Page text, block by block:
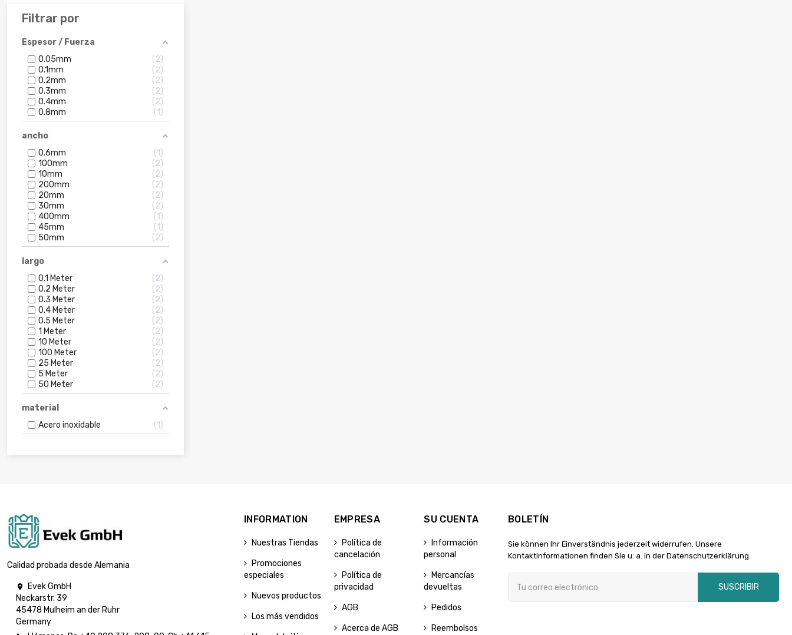
Filtrar por
Espesor / Fuerza
0.05mm
2
0.1mm
2
0.2mm
2
0.3mm
2
0.4mm
2
0.8mm
1
ancho
0.6mm
1
100mm
2
10mm
2
200mm
2
20mm
2
30mm
2
400mm
1
45mm
1
50mm
2
largo
0.1 Meter
2
0.2 Meter
2
0.3 Meter
2
0.4 Meter
2
0.5 Meter
2
1 Meter
2
10 Meter
2
100 Meter
2
25 Meter
2
5 Meter
2
50 Meter
2
material
Acero inoxidable
1
Calidad probada desde Alemania

Evek GmbH
Neckarstr. 39
45478 Mulheim an der Ruhr
Germany
INFORMATION
Nuestras Tiendas
Promociones
especiales
Nuevos productos
Los más vendidos
EMPRESA
Política de
cancelación
Política de
privacidad
AGB
Acerca de AGB
SU CUENTA
Información
personal
Mercancías
devueltas
Pedidos
Reembolsos
BOLETÍN
Sie können Ihr Einverständnis jederzeit widerrufen. Unsere
Kontaktinformationen finden Sie u. a. in der Datenschutzerklärung.
SUSCRIBIR